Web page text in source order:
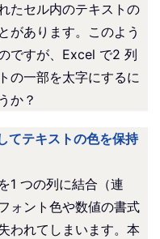
たセル内のテキストの
があります。このよう
ですが、Excel で2 列
の一部を太字にするに
か？
てテキストの色を保持
1 つの列に結合（連
ォント色や数値の書式
われてしまいます。本